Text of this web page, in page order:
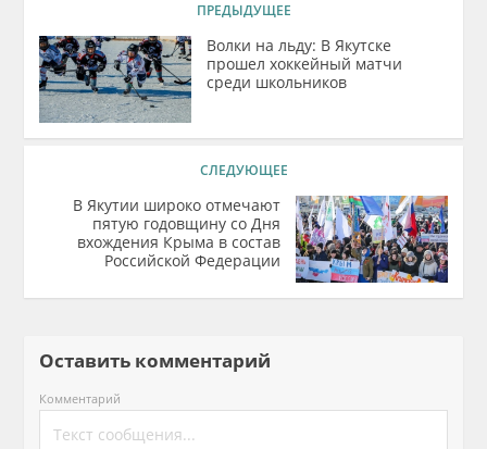
ПРЕДЫДУЩЕЕ
Волки на льду: В Якутске
прошел хоккейный матчи
среди школьников
СЛЕДУЮЩЕЕ
В Якутии широко отмечают
пятую годовщину со Дня
вхождения Крыма в состав
Российской Федерации
Оставить комментарий
Комментарий